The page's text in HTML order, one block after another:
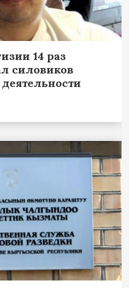
14 раз
силовиков